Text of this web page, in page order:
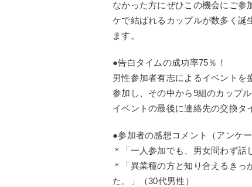
なかった方にぜひこの機会にご参
ケで結ばれるカップルが数多く誕
ます。
●告白タイムの成功率75％！
男性参加者有志によるイベントを
参加し、その中から9組のカップ
イベントの最後に連絡先の交換タ
●参加者の感想コメント（アンケー
＊「一人参加でも、男女問わず話
＊「異業種の方と知り合えるき
た。」（30代男性）